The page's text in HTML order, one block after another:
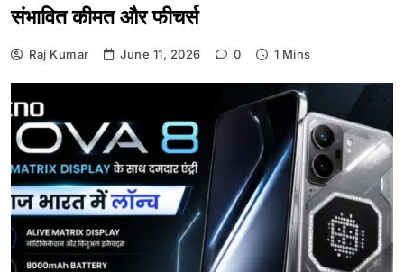
संभावित कीमत और फीचर्स
Raj Kumar June 11, 2026 0 1 Mins